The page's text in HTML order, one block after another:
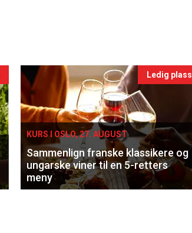
Ledig plass
KURS I OSLO, 27. AUGUST
Sammenlign franske klassikere og
ungarske viner til en 5-retters
meny